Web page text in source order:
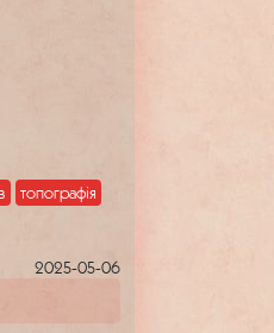
топографія
2025-05-06